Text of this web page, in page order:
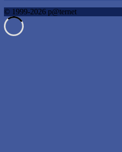
© 1999-2026 p@ternet